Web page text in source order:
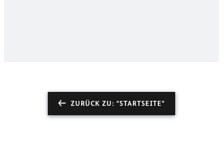
ZURÜCK ZU: "STARTSEITE"